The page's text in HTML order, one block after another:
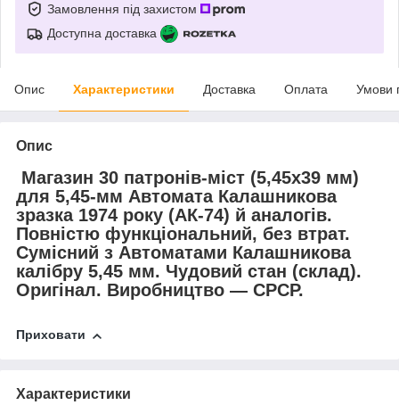
Замовлення під захистом
Доступна доставка
Опис Характеристики Доставка Оплата Умови
Опис
Магазин 30 патронів-міст (5,45х39 мм)
для 5,45-мм Автомата Калашникова
зразка 1974 року (АК-74) й аналогів.
Повністю функціональний, без втрат.
Сумісний з Автоматами Калашникова
калібру 5,45 мм. Чудовий стан (склад).
Оригінал. Виробництво — СРСР.
Приховати
Характеристики